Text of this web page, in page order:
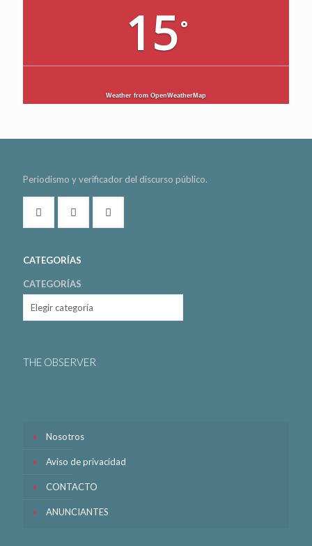
15°
Weather from OpenWeatherMap
Periodismo y verificador del discurso público.
CATEGORÍAS
CATEGORÍAS
THE OBSERVER
Nosotros
Aviso de privacidad
CONTACTO
ANUNCIANTES